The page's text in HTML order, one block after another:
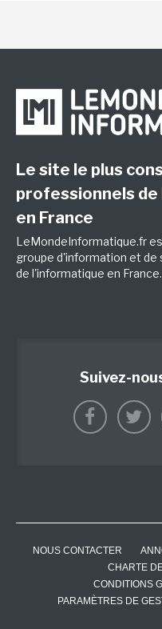
Le site le plus
professionnels de
en France
LeMondeInformatique.fr
groupe d'information et de
de l'informatique en France.
Suivez-
NOUS CONTACTER
CHARTE
CONDITIONS
PARAMÈTRES DE